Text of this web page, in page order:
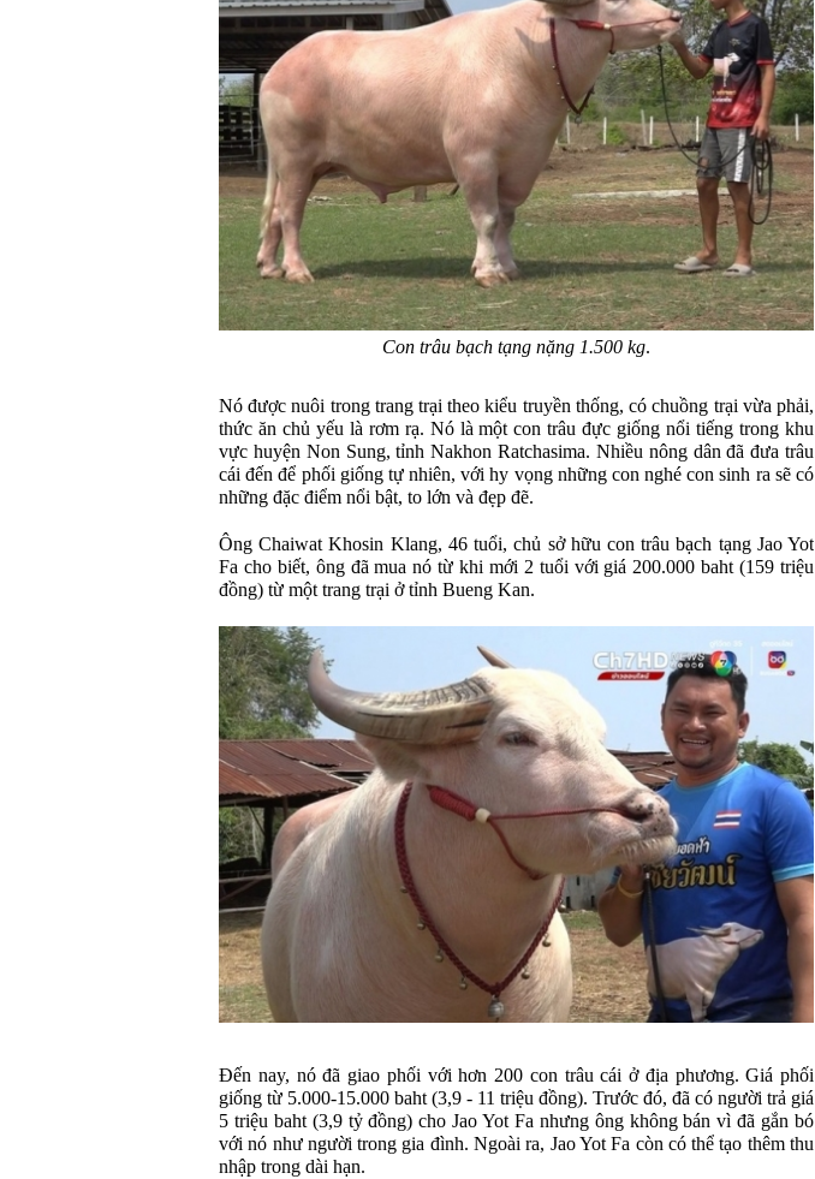
Con trâu bạch tạng nặng 1.500 kg.
Nó được nuôi trong trang trại theo kiểu truyền thống, có chuồng trại vừa phải,
thức ăn chủ yếu là rơm rạ. Nó là một con trâu đực giống nổi tiếng trong khu
vực huyện Non Sung, tỉnh Nakhon Ratchasima. Nhiều nông dân đã đưa trâu
cái đến để phối giống tự nhiên, với hy vọng những con nghé con sinh ra sẽ có
những đặc điểm nổi bật, to lớn và đẹp đẽ.
Ông Chaiwat Khosin Klang, 46 tuổi, chủ sở hữu con trâu bạch tạng Jao Yot
Fa cho biết, ông đã mua nó từ khi mới 2 tuổi với giá 200.000 baht (159 triệu
đồng) từ một trang trại ở tỉnh Bueng Kan.
Đến nay, nó đã giao phối với hơn 200 con trâu cái ở địa phương. Giá phối
giống từ 5.000-15.000 baht (3,9 - 11 triệu đồng). Trước đó, đã có người trả giá
5 triệu baht (3,9 tỷ đồng) cho Jao Yot Fa nhưng ông không bán vì đã gắn bó
với nó như người trong gia đình. Ngoài ra, Jao Yot Fa còn có thể tạo thêm thu
nhập trong dài hạn.